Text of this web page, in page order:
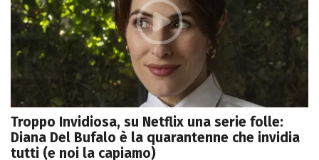
Troppo Invidiosa, su Netflix una serie folle:
Diana Del Bufalo è la quarantenne che invidia
tutti (e noi la capiamo)